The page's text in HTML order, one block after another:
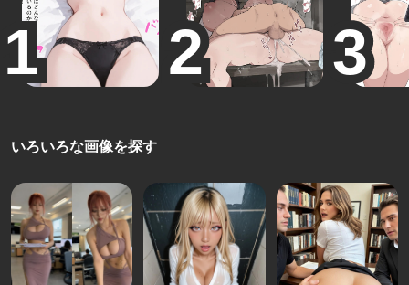
いろいろな画像を探す